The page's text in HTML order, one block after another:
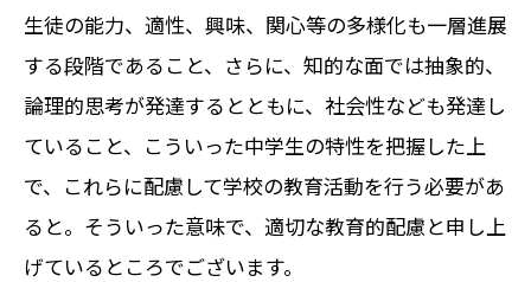
生徒の能力、適性、興味、関心等の多様化も一層進展
する段階であること、さらに、知的な面では抽象的、
論理的思考が発達するとともに、社会性なども発達し
ていること、こういった中学生の特性を把握した上
で、これらに配慮して学校の教育活動を行う必要があ
ると。そういった意味で、適切な教育的配慮と申し上
げているところでございます。